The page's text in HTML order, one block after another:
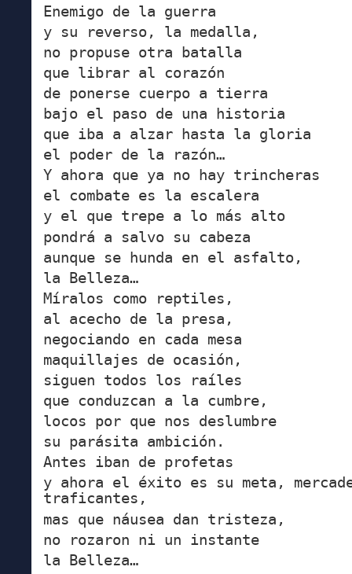
Enemigo de la guerra
y su reverso, la medalla,
no propuse otra batalla
que librar al corazón
de ponerse cuerpo a tierra
bajo el paso de una historia
que iba a alzar hasta la gloria
el poder de la razón…
Y ahora que ya no hay trincheras
el combate es la escalera
y el que trepe a lo más alto
pondrá a salvo su cabeza
aunque se hunda en el asfalto,
la Belleza…
Míralos como reptiles,
al acecho de la presa,
negociando en cada mesa
maquillajes de ocasión,
siguen todos los raíles
que conduzcan a la cumbre,
locos por que nos deslumbre
su parásita ambición.
Antes iban de profetas
y ahora el éxito es su meta,
traficantes,
mas que náusea dan tristeza,
no rozaron ni un instante
la Belleza…